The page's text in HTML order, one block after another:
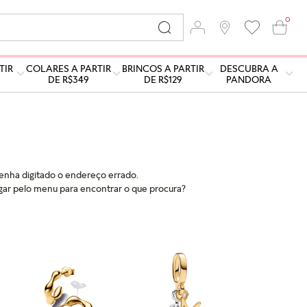
0
COLARES A PARTIR
DE R$349
BRINCOS A PARTIR
DE R$129
DESCUBRA A
PANDORA
digitado o endereço errado.
pelo menu para encontrar o que procura?